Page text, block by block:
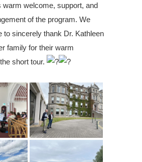
warm welcome, support, and
of the program. We
to sincerely thank Dr. Kathleen
family for their warm
short tour.